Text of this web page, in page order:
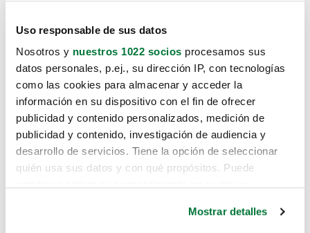
Uso responsable de sus datos
Nosotros y nuestros 1022 socios procesamos sus
datos personales, p.ej., su dirección IP, con tecnologías
como las cookies para almacenar y acceder la
información en su dispositivo con el fin de ofrecer
publicidad y contenido personalizados, medición de
publicidad y contenido, investigación de audiencia y
desarrollo de servicios. Tiene la opción de seleccionar
quién usa sus datos y con qué propósitos. Puede
Mostrar detalles
Lo sentimos, no sabemos como
te hemos traido hasta aquí.
Pero puedes encontrar el coche que estás
buscando en alguno de estos enlaces: